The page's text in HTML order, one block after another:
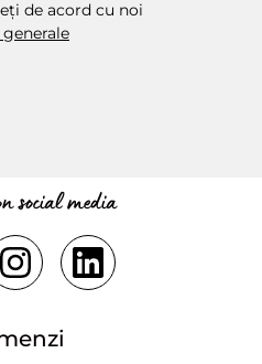
de acord cu noi
social media